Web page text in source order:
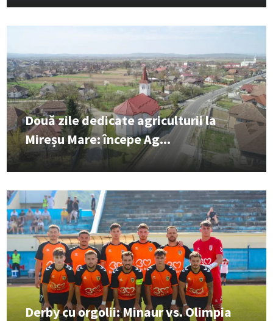
Două zile dedicate agriculturii la
Mireșu Mare: începe Ag...
Derby cu orgolii: Minaur vs. Olimpia